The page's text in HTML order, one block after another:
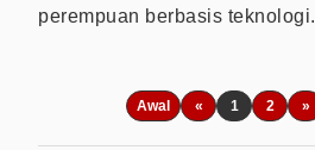
perempuan berbasis teknologi.
Awal « 1 2 »